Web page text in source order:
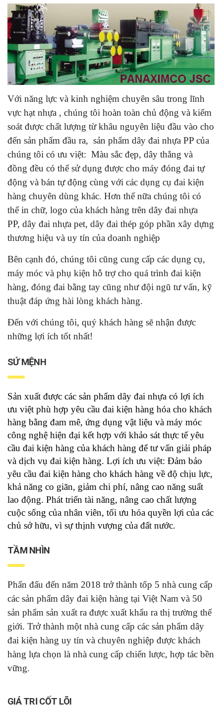
Với năng lực và kinh nghiệm chuyên sâu trong lĩnh
vực hạt nhựa , chúng tôi hoàn toàn chủ động và kiểm
soát được chất lượng từ khâu nguyên liệu đầu vào cho
đến sản phẩm đầu ra, sản phẩm dây đai nhựa PP của
chúng tôi có ưu việt: Màu sắc đẹp, dây thẳng và
đồng đều có thể sử dụng được cho máy đóng đai tự
động và bán tự động cùng với các dụng cụ đai kiện
hàng chuyên dùng khác. Hơn thế nữa chúng tôi có
thể in chữ, logo của khách hàng trên dây đai nhựa
PP, dây đai nhựa pet, dây đai thép góp phần xây dựng
thương hiệu và uy tín của doanh nghiệp
Bên cạnh đó, chúng tôi cũng cung cấp các dụng cụ,
máy móc và phụ kiện hỗ trợ cho quá trình đai kiện
hàng, đóng đai bằng tay cũng như đội ngũ tư vấn, kỹ
thuật đáp ứng hài lòng khách hàng.
Đến với chúng tôi, quý khách hàng sẽ nhận được
những lợi ích tốt nhất!
SỨ MỆNH
Sản xuất được các sản phẩm dây đai nhựa có lợi ích
ưu việt phù hợp yêu cầu đai kiện hàng hóa cho khách
hàng bằng đam mê, ứng dụng vật liệu và máy móc
công nghệ hiện đại kết hợp với khảo sát thực tế yêu
cầu đai kiện hàng của khách hàng để tư vấn giải pháp
và dịch vụ đai kiện hàng. Lợi ích ưu việt: Đảm bảo
yêu cầu đai kiện hàng cho khách hàng về độ chịu lực,
khả năng co giãn, giảm chi phí, nâng cao năng suất
lao động. Phát triển tài năng, nâng cao chất lượng
cuộc sống của nhân viên, tối ưu hóa quyền lợi của các
chủ sở hữu, vì sự thịnh vượng của đất nước.
TẦM NHÌN
Phấn đấu đến năm 2018 trở thành tốp 5 nhà cung cấp
các sản phẩm dây đai kiện hàng tại Việt Nam và 50
sản phẩm sản xuất ra được xuất khẩu ra thị trường thế
giới. Trở thành một nhà cung cấp các sản phẩm dây
đai kiện hàng uy tín và chuyên nghiệp được khách
hàng lựa chọn là nhà cung cấp chiến lược, hợp tác bền
vững.
GIÁ TRỊ CỐT LÕI